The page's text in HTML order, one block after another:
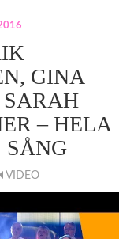
GINA
– HELA
SÅNG
VIDEO